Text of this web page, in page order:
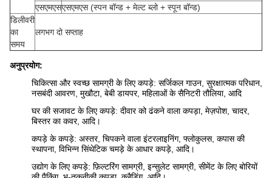
एसएमएसएसएमएस (स्पन बॉन्ड + मेल्ट ब्लो + स्पून बॉन्ड)
डिलीवरी
का
समय
लगभग दो सप्ताह
अनुप्रयोग:
चिकित्सा और स्वच्छ सामग्री के लिए कपड़े: सर्जिकल गाउन, सुरक्षात्मक परिधान,
नसबंदी आवरण, मुखौटा, बेबी डायपर, महिलाओं के सैनिटरी तौलिया, आदि
घर की सजावट के लिए कपड़े: दीवार को ढंकने वाला कपड़ा, मेज़पोश, चादर,
बिस्तर का कवर, आदि।
कपड़े के कपड़े: अस्तर, चिपकने वाला इंटरलाइनिंग, फ्लोकुलस, कपास की
स्थापना, विभिन्न सिंथेटिक चमड़े के आधार कपड़े, आदि।
उद्योग के लिए कपड़े: फ़िल्टरिंग सामग्री, इन्सुलेट सामग्री, सीमेंट के लिए बोरियों